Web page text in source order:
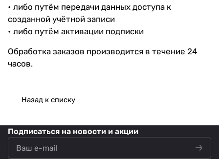
• либо путём передачи данных доступа к
созданной учётной записи
• либо путём активации подписки
Обработка заказов производится в течение 24
часов.
Назад к списку
Подписаться на новости и акции